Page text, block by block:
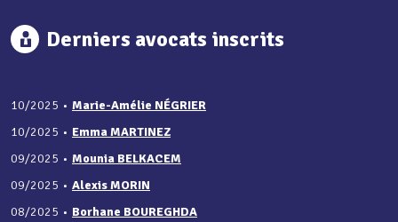
Derniers avocats inscrits
10/2025 • Marie-Amélie NÉGRIER
10/2025 • Emma MARTINEZ
09/2025 • Mounia BELKACEM
09/2025 • Alexis MORIN
08/2025 • Borhane BOUREGHDA